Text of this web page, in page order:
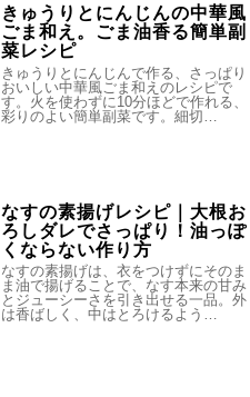
きゅうりとにんじんの中華風
ごま和え。ごま油香る簡単副
菜レシピ
きゅうりとにんじんで作る、さっぱり
おいしい中華風ごま和えのレシピで
す。火を使わずに10分ほどで作れる、
彩りのよい簡単副菜です。細切…
なすの素揚げレシピ｜大根お
ろしダレでさっぱり！油っぽ
くならない作り方
なすの素揚げは、衣をつけずにそのま
ま油で揚げることで、なす本来の甘み
とジューシーさを引き出せる一品。外
は香ばしく、中はとろけるよう…